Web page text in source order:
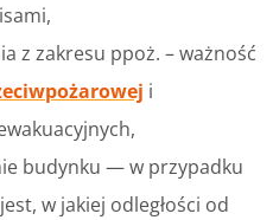
z zakresu ppoż. – ważność
i
budynku — w przypadku
w jakiej odległości od